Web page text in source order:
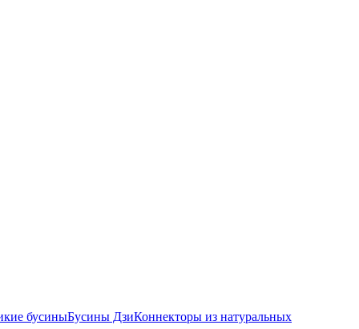
бусиныБусины ДзиКоннекторы из натуральных